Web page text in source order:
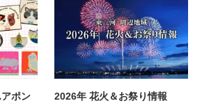
ポン
2026年 花火＆お祭り情報